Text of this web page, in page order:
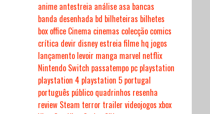
anime antestreia análise asa bancas
banda desenhada bd bilheteiras bilhetes
box office Cinema cinemas colecção comics
crítica devir disney estreiafilme hq jogos
lançamento levoir manga marvel netflix
Nintendo Switch passatempo pc playstation
playstation 4 playstation 5 portugal
português público quadrinhos resenha
review Steam terror trailer videojogos xbox